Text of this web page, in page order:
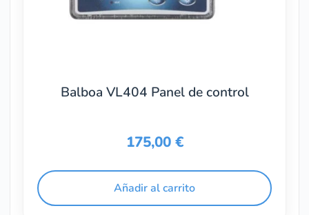
Balboa VL404 Panel de control
175,00 €
Añadir al carrito